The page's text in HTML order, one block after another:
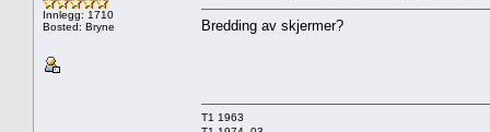
Innlegg: 1710
Bosted: Bryne
Bredding av skjermer?
T1 1963